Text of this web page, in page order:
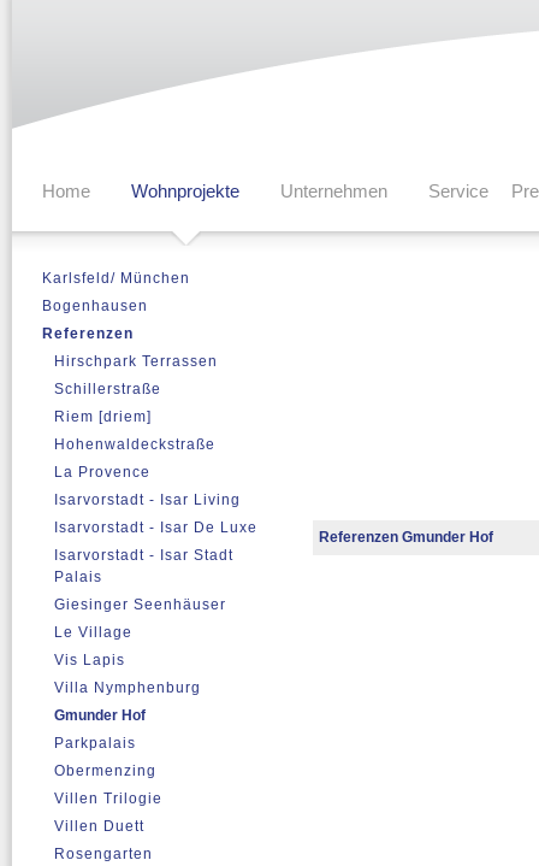
Home Wohnprojekte Unternehmen Service
Karlsfeld/ München
Bogenhausen
Referenzen
Hirschpark Terrassen
Schillerstraße
Riem [driem]
Hohenwaldeckstraße
La Provence
Isarvorstadt - Isar Living
Isarvorstadt - Isar De Luxe
Isarvorstadt - Isar Stadt
Palais
Giesinger Seenhäuser
Le Village
Vis Lapis
Villa Nymphenburg
Gmunder Hof
Parkpalais
Obermenzing
Villen Trilogie
Villen Duett
Rosengarten
Referenzen Gmunder Hof